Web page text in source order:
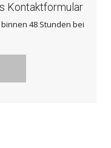
Kontaktformular
48 Stunden bei